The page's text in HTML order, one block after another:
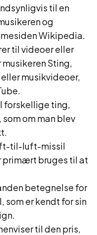
til en
og
Wikipedia.
til videoer eller
Sting,
musikvideoer,
forskellige ting,
om man blev
til-luft-missil
primært bruges til at
betegnelse for
er kendt for sin
til den pris,